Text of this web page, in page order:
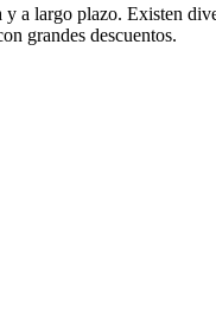
a largo plazo. Existen
grandes descuentos.